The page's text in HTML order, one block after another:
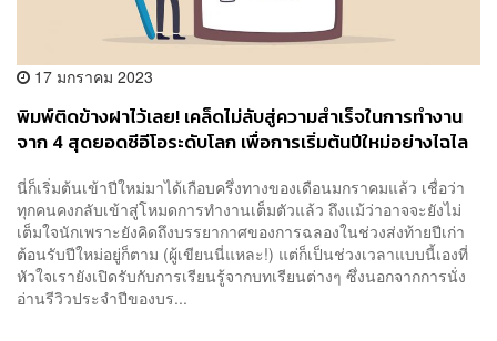
17 มกราคม 2023
พิมพ์ติดข้างฝาไว้เลย! เคล็ดไม่ลับสู่ความสำเร็จในการทำงาน
จาก 4 สุดยอดซีอีโอระดับโลก เพื่อการเริ่มต้นปีใหม่อย่างไฉไล
นี่ก็เริ่มต้นเข้าปีใหม่มาได้เกือบครึ่งทางของเดือนมกราคมแล้ว เชื่อว่า
ทุกคนคงกลับเข้าสู่โหมดการทำงานเต็มตัวแล้ว ถึงแม้ว่าอาจจะยังไม่
เต็มใจนักเพราะยังคิดถึงบรรยากาศของการฉลองในช่วงส่งท้ายปีเก่า
ต้อนรับปีใหม่อยู่ก็ตาม (ผู้เขียนนี่แหละ!) แต่ก็เป็นช่วงเวลาแบบนี้เองที่
หัวใจเรายังเปิดรับกับการเรียนรู้จากบทเรียนต่างๆ ซึ่งนอกจากการนั่ง
อ่านรีวิวประจำปีของบร...